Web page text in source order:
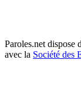
Paroles.net dispose
avec la Société des